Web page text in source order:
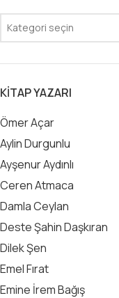
Kategori seçin
KITAP YAZARI
Ömer Açar
Aylin Durgunlu
Ayşenur Aydınlı
Ceren Atmaca
Damla Ceylan
Deste Şahin Daşkıran
Dilek Şen
Emel Fırat
Emine İrem Bağış